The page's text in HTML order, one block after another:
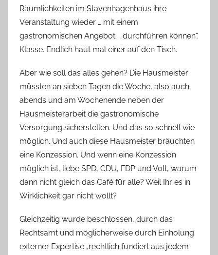
Räumlichkeiten im Stavenhagenhaus ihre
Veranstaltung wieder … mit einem
gastronomischen Angebot … durchführen können“.
Klasse. Endlich haut mal einer auf den Tisch.
Aber wie soll das alles gehen? Die Hausmeister
müssten an sieben Tagen die Woche, also auch
abends und am Wochenende neben der
Hausmeisterarbeit die gastronomische
Versorgung sicherstellen. Und das so schnell wie
möglich. Und auch diese Hausmeister bräuchten
eine Konzession. Und wenn eine Konzession
möglich ist, liebe SPD, CDU, FDP und Volt, warum
dann nicht gleich das Café für alle? Weil Ihr es in
Wirklichkeit gar nicht wollt?
Gleichzeitig wurde beschlossen, durch das
Rechtsamt und möglicherweise durch Einholung
externer Expertise „rechtlich fundiert aus jedem